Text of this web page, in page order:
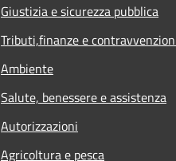
Giustizia e sicurezza pubblica
Tributi,finanze e
Ambiente
Salute, benessere e assistenza
Autorizzazioni
Agricoltura e pesca